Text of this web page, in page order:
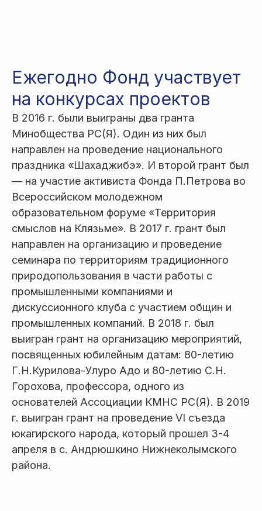
Ежегодно Фонд участвует
на конкурсах проектов
В 2016 г. были выиграны два гранта
Минобщества РС(Я). Один из них был
направлен на проведение национального
праздника «Шахаджибэ». И второй грант был
— на участие активиста Фонда П.Петрова во
Всероссийском молодежном
образовательном форуме «Территория
смыслов на Клязьме». В 2017 г. грант был
направлен на организацию и проведение
семинара по территориям традиционного
природопользования в части работы с
промышленными компаниями и
дискуссионного клуба с участием общин и
промышленных компаний. В 2018 г. был
выигран грант на организацию мероприятий,
посвященных юбилейным датам: 80-летию
Г.Н.Курилова-Улуро Адо и 80-летию С.Н.
Горохова, профессора, одного из
основателей Ассоциации КМНС РС(Я). В 2019
г. выигран грант на проведение VI съезда
юкагирского народа, который прошел 3-4
апреля в с. Андрюшкино Нижнеколымского
района.